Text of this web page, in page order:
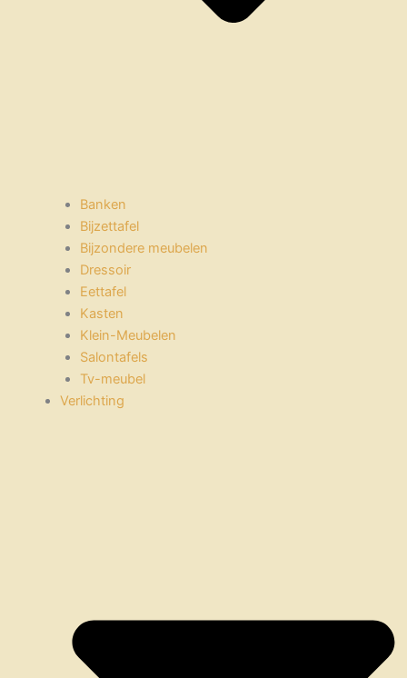
Banken
Bijzettafel
Bijzondere meubelen
Dressoir
Eettafel
Kasten
Klein-Meubelen
Salontafels
Tv-meubel
Verlichting